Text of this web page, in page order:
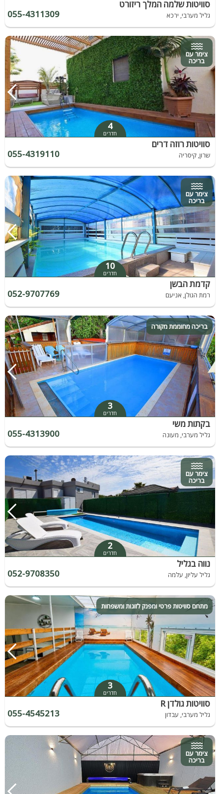
סוויטות שלמה המלך ריזורט
גליל מערבי, ירכא 055-4311309
צימר עם
בריכה
4
חדרים
סוויטות רוזה דרים
שרון, קיסריה 055-4319110
צימר עם
בריכה
10
חדרים
קדמת הבשן
רמת הגולן, אניעם 052-9707769
בריכה מחוממת מקורה
3
חדרים
בקתות משי
גליל מערבי, מעונה 055-4313900
צימר עם
בריכה
2
חדרים
נווה בגליל
גליל עליון, עלמה 052-9708350
מתחם סוויטות פרטי ומפנק לזוגות ומשפחות
3
חדרים
סוויטות גולדן R
גליל מערבי, עבדון 055-4545213
צימר עם
בריכה